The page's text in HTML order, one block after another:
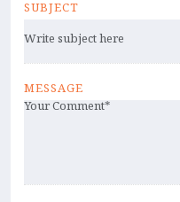
SUBJECT
MESSAGE